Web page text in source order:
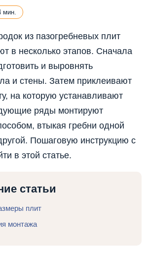
мин.
из пазогребневых плит
в несколько этапов. Сначала
и выровнять
и стены. Затем приклеивают
на которую устанавливают
ряды монтируют
втыкая гребни одной
Пошаговую инструкцию с
в этой статье.
статьи
плит
монтажа